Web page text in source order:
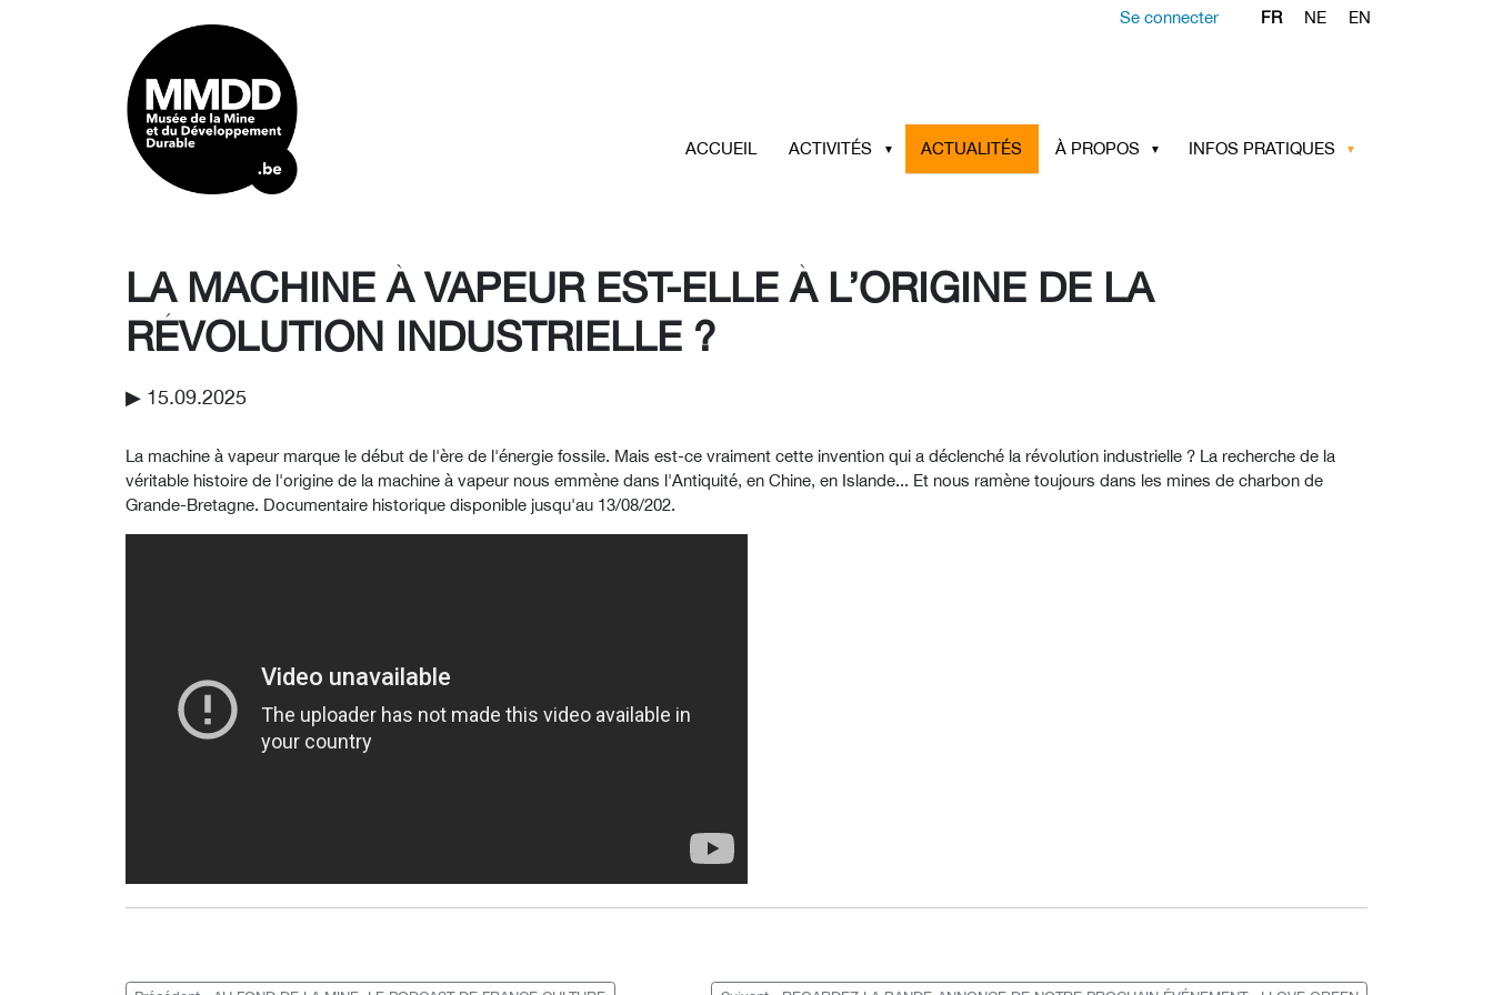
Se connecter FR NE EN
ACCUEIL ACTIVITÉS ACTUALITÉS À PROPOS INFOS PRATIQUES
LA MACHINE À VAPEUR EST-ELLE À L’ORIGINE DE LA
RÉVOLUTION INDUSTRIELLE ?
▶︎ 15.09.2025
La machine à vapeur marque le début de l'ère de l'énergie fossile. Mais est-ce vraiment cette invention qui a déclenché la révolution industrielle ? La recherche de la
véritable histoire de l'origine de la machine à vapeur nous emmène dans l'Antiquité, en Chine, en Islande... Et nous ramène toujours dans les mines de charbon de
Grande-Bretagne. Documentaire historique disponible jusqu'au 13/08/202.